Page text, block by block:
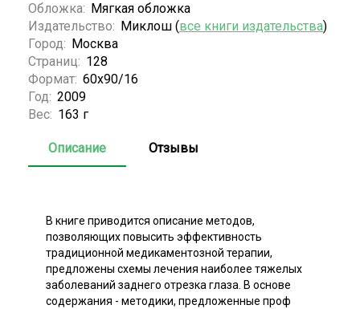
Обложка: Мягкая обложка
Издательство: Миклош (все книги издательства)
Город: Москва
Страниц: 128
Формат: 60х90/16
Год: 2009
Вес: 163 г
Описание Отзывы
В книге приводится описание методов,
позволяющих повысить эффективность
традиционной медикаментозной терапии,
предложены схемы лечения наиболее тяжелых
заболеваний заднего отрезка глаза. В основе
содержания - методики, предложенные проф